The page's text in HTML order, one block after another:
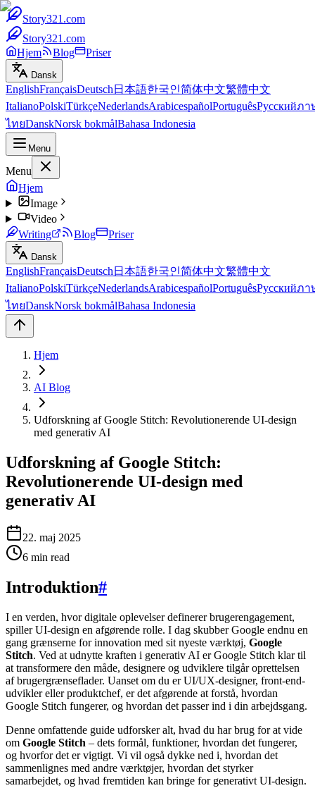
Story321.com
Story321.com
Hjem
Blog Priser
Dansk
EnglishFrançaisDeutsch 日本語한국인简体中文繁體中文
ItalianoPolskiTürkçeNederlandsArabicespañolPortuguêsРусскийภา
ไทยDanskNorsk bokmålBahasa Indonesia
Menu
Menu
Hjem
Image
Video
Writing
Blog Priser
Dansk
EnglishFrançaisDeutsch 日本語한국인简体中文繁體中文
ItalianoPolskiTürkçeNederlandsArabicespañolPortuguêsРусскийภา
ไทยDanskNorsk bokmålBahasa Indonesia
Hjem
AI Blog
Udforskning af Google Stitch: Revolutionerende UI-design
med generativ AI
Udforskning af Google Stitch:
Revolutionerende UI-design med
generativ AI
22. maj 2025
6 min read
Introduktion#
I en verden, hvor digitale oplevelser definerer brugerengagement,
spiller UI-design en afgørende rolle. I dag skubber Google endnu en
gang grænserne for innovation med sit nyeste værktøj, Google
Stitch. Ved at udnytte kraften i generativ AI er Google Stitch klar til
at transformere den måde, designere og udviklere tilgår oprettelsen
af brugergrænseflader. Uanset om du er UI/UX-designer, front-end-
udvikler eller produktchef, er det afgørende at forstå, hvordan
Google Stitch fungerer, og hvordan det passer ind i din arbejdsgang.
Denne omfattende guide udforsker alt, hvad du har brug for at vide
om Google Stitch – dets formål, funktioner, hvordan det fungerer,
og hvorfor det er vigtigt. Vi vil også dykke ned i, hvordan det
sammenlignes med andre værktøjer, hvordan det styrker
samarbejdet, og hvad fremtiden kan bringe for generativt UI-design.